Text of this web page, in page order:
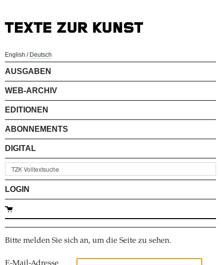
English / Deutsch
AUSGABEN
WEB-ARCHIV
EDITIONEN
ABONNEMENTS
DIGITAL
LOGIN
Bitte melden Sie sich an, um die Seite zu sehen.